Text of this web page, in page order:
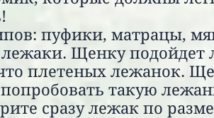
пуфики, матрацы,
Щенку подойдет
плетеных лежанок.
такую
сразу лежак по